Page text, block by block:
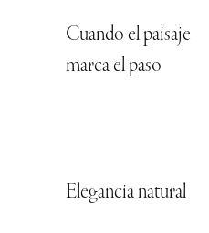
Cuando el paisaje
marca el paso
Elegancia natural